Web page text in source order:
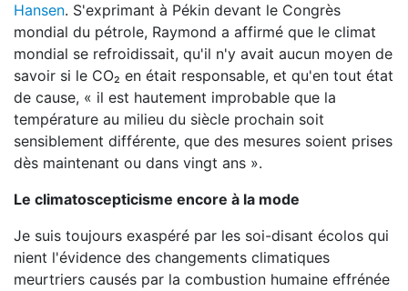
Hansen. S'exprimant à Pékin devant le Congrès
mondial du pétrole, Raymond a affirmé que le climat
mondial se refroidissait, qu'il n'y avait aucun moyen de
savoir si le CO₂ en était responsable, et qu'en tout état
de cause, « il est hautement improbable que la
température au milieu du siècle prochain soit
sensiblement différente, que des mesures soient prises
dès maintenant ou dans vingt ans ».
Le climatoscepticisme encore à la mode
Je suis toujours exaspéré par les soi-disant écolos qui
nient l'évidence des changements climatiques
meurtriers causés par la combustion humaine effrénée